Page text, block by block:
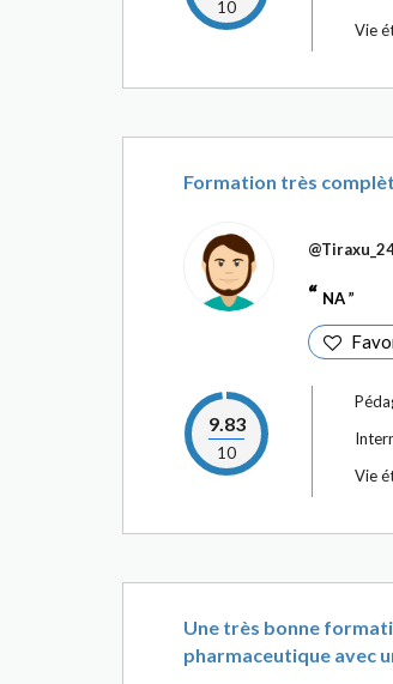
10
Vie
Formation très
NA
9.83
10
Vie
Une très bonne
pharmaceutique avec